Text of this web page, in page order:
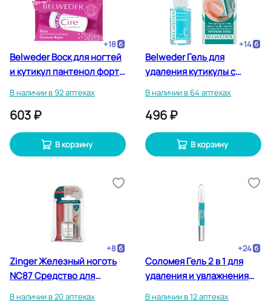
+18
Belweder Воск для ногтей
и кутикул пантенол форте
В наличии в 92 аптеках
603 ₽
В корзину
+14
Belweder Гель для
удаления кутикулы с
В наличии в 64 аптеках
496 ₽
В корзину
+8
Zinger Железный ноготь
NC87 Средство для
В наличии в 20 аптеках
+24
Соломея Гель 2 в 1 для
удаления и увлажнения
В наличии в 12 аптеках